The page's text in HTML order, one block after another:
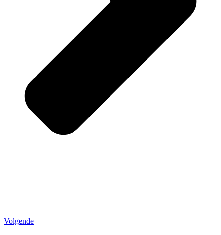
Volgende